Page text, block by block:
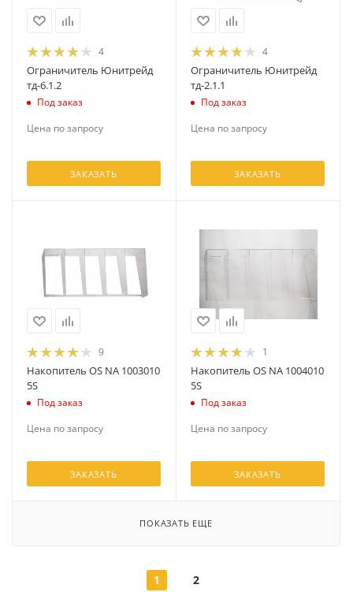
4
Ограничитель Юнитрейд
тд-6.1.2
Под заказ
Цена по запросу
ЗАКАЗАТЬ
4
Ограничитель Юнитрейд
тд-2.1.1
Под заказ
Цена по запросу
ЗАКАЗАТЬ
9
Накопитель OS NA 1003010
5S
Под заказ
Цена по запросу
ЗАКАЗАТЬ
1
Накопитель OS NA 1004010
5S
Под заказ
Цена по запросу
ЗАКАЗАТЬ
ПОКАЗАТЬ ЕЩЕ
1 2